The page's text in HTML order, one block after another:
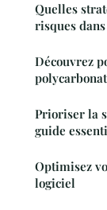
Quelles
risques
Découvrez
Prioriser la
guide
Optimisez
logiciel